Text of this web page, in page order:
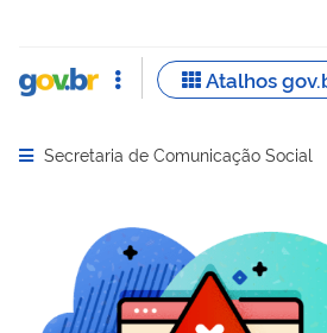
Abrir menu principal de navegação
Secretaria de Comunicação Social